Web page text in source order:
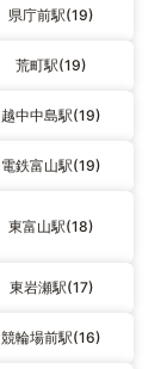
県庁前駅(19)
荒町駅(19)
越中中島駅(19)
電鉄富山駅(19)
東富山駅(18)
東岩瀬駅(17)
競輪場前駅(16)